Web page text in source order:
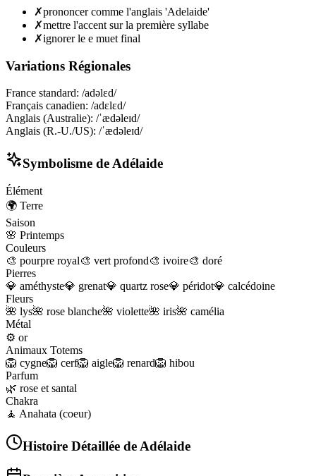
✗prononcer comme l'anglais 'Adelaide'
✗mettre l'accent sur la première syllabe
✗ignorer le e muet final
Variations Régionales
France standard: /adəlɛd/
Français canadien: /adɛlɛd/
Anglais (Australie): /ˈædəleɪd/
Anglais (R.-U./US): /ˈædəleɪd/
Symbolisme de Adélaide
Élément
🌍 Terre
Saison
🌸 Printemps
Couleurs
🎨 pourpre royal🎨 vert profond🎨 ivoire🎨 doré
Pierres
💎 améthyste💎 grenat💎 quartz rose💎 péridot💎 calcédoine
Fleurs
🌺 lys🌺 rose blanche🌺 violette🌺 iris🌺 camélia
Métal
⚙️ or
Animaux Totems
🦁 cygne🦁 cerf🦁 aigle🦁 renard🦁 hibou
Parfum
🌿 rose et santal
Chakra
🧘 Anahata (coeur)
Histoire Détaillée de Adélaide